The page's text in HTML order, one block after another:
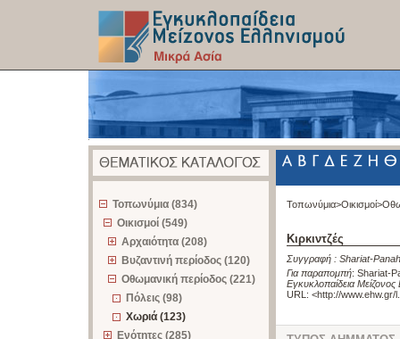
Τοπωνύμια (834)
Οικισμοί (549)
Αρχαιότητα (208)
Βυζαντινή περίοδος (120)
Οθωμανική περίοδος (221)
Πόλεις (98)
Χωριά (123)
Ενότητες (285)
Τοπωνύμια>Οικισμοί>
Κιρκιντζές
Συγγραφή : Shariat-
Για παραπομπή: Shariat-
Εγκυκλοπαίδεια
URL: <http://www.ehw.gr/